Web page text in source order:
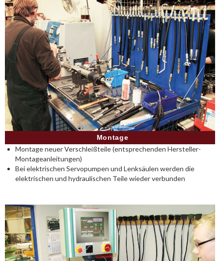
Montage
Montage neuer Verschleißteile (entsprechenden Hersteller-
Montageanleitungen)
Bei elektrischen Servopumpen und Lenksäulen werden die
elektrischen und hydraulischen Teile wieder verbunden